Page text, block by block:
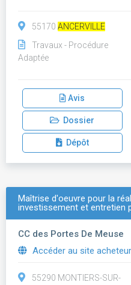
55170 ANCERVILLE
Travaux - Procédure
Adaptée
Avis
Dossier
Dépôt
Maîtrise d'oeuvre pour la
investissement et entretien
CC des Portes De Meuse
Accéder au site acheteur
55290 MONTIERS-SUR-